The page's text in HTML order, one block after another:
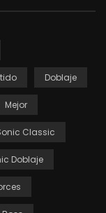
Doblaje
Mejor
Classic
Doblaje